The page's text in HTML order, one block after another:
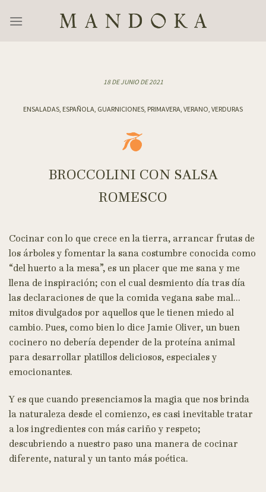
18 DE JUNIO DE 2021
ENSALADAS, ESPAÑOLA, GUARNICIONES, PRIMAVERA, VERANO, VERDURAS
BROCCOLINI CON SALSA
ROMESCO
Cocinar con lo que crece en la tierra, arrancar frutas de
los árboles y fomentar la sana costumbre conocida como
“del huerto a la mesa”, es un placer que me sana y me
llena de inspiración; con el cual desmiento día tras día
las declaraciones de que la comida vegana sabe mal…
mitos divulgados por aquellos que le tienen miedo al
cambio. Pues, como bien lo dice Jamie Oliver, un buen
cocinero no debería depender de la proteína animal
para desarrollar platillos deliciosos, especiales y
emocionantes.
Y es que cuando presenciamos la magia que nos brinda
la naturaleza desde el comienzo, es casi inevitable tratar
a los ingredientes con más cariño y respeto;
descubriendo a nuestro paso una manera de cocinar
diferente, natural y un tanto más poética.